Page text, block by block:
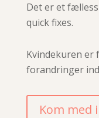
Det er et
quick fixes.
Kvindekuren er
forandringer
Kom med